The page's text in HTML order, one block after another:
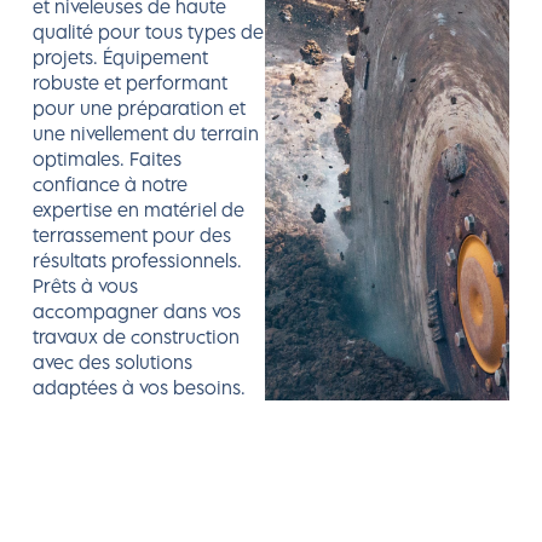
et niveleuses de haute
qualité pour tous types de
projets. Équipement
robuste et performant
pour une préparation et
une nivellement du terrain
optimales. Faites
confiance à notre
expertise en matériel de
terrassement pour des
résultats professionnels.
Prêts à vous
accompagner dans vos
travaux de construction
avec des solutions
adaptées à vos besoins.